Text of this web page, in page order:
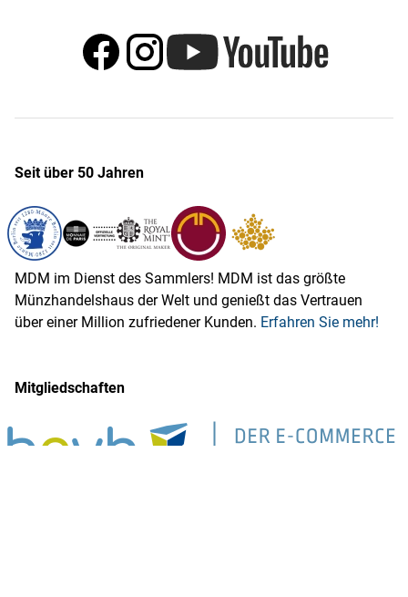
Seit über 50 Jahren
MDM im Dienst des Sammlers! MDM ist das größte
Münzhandelshaus der Welt und genießt das Vertrauen
über einer Million zufriedener Kunden. Erfahren Sie mehr!
Mitgliedschaften